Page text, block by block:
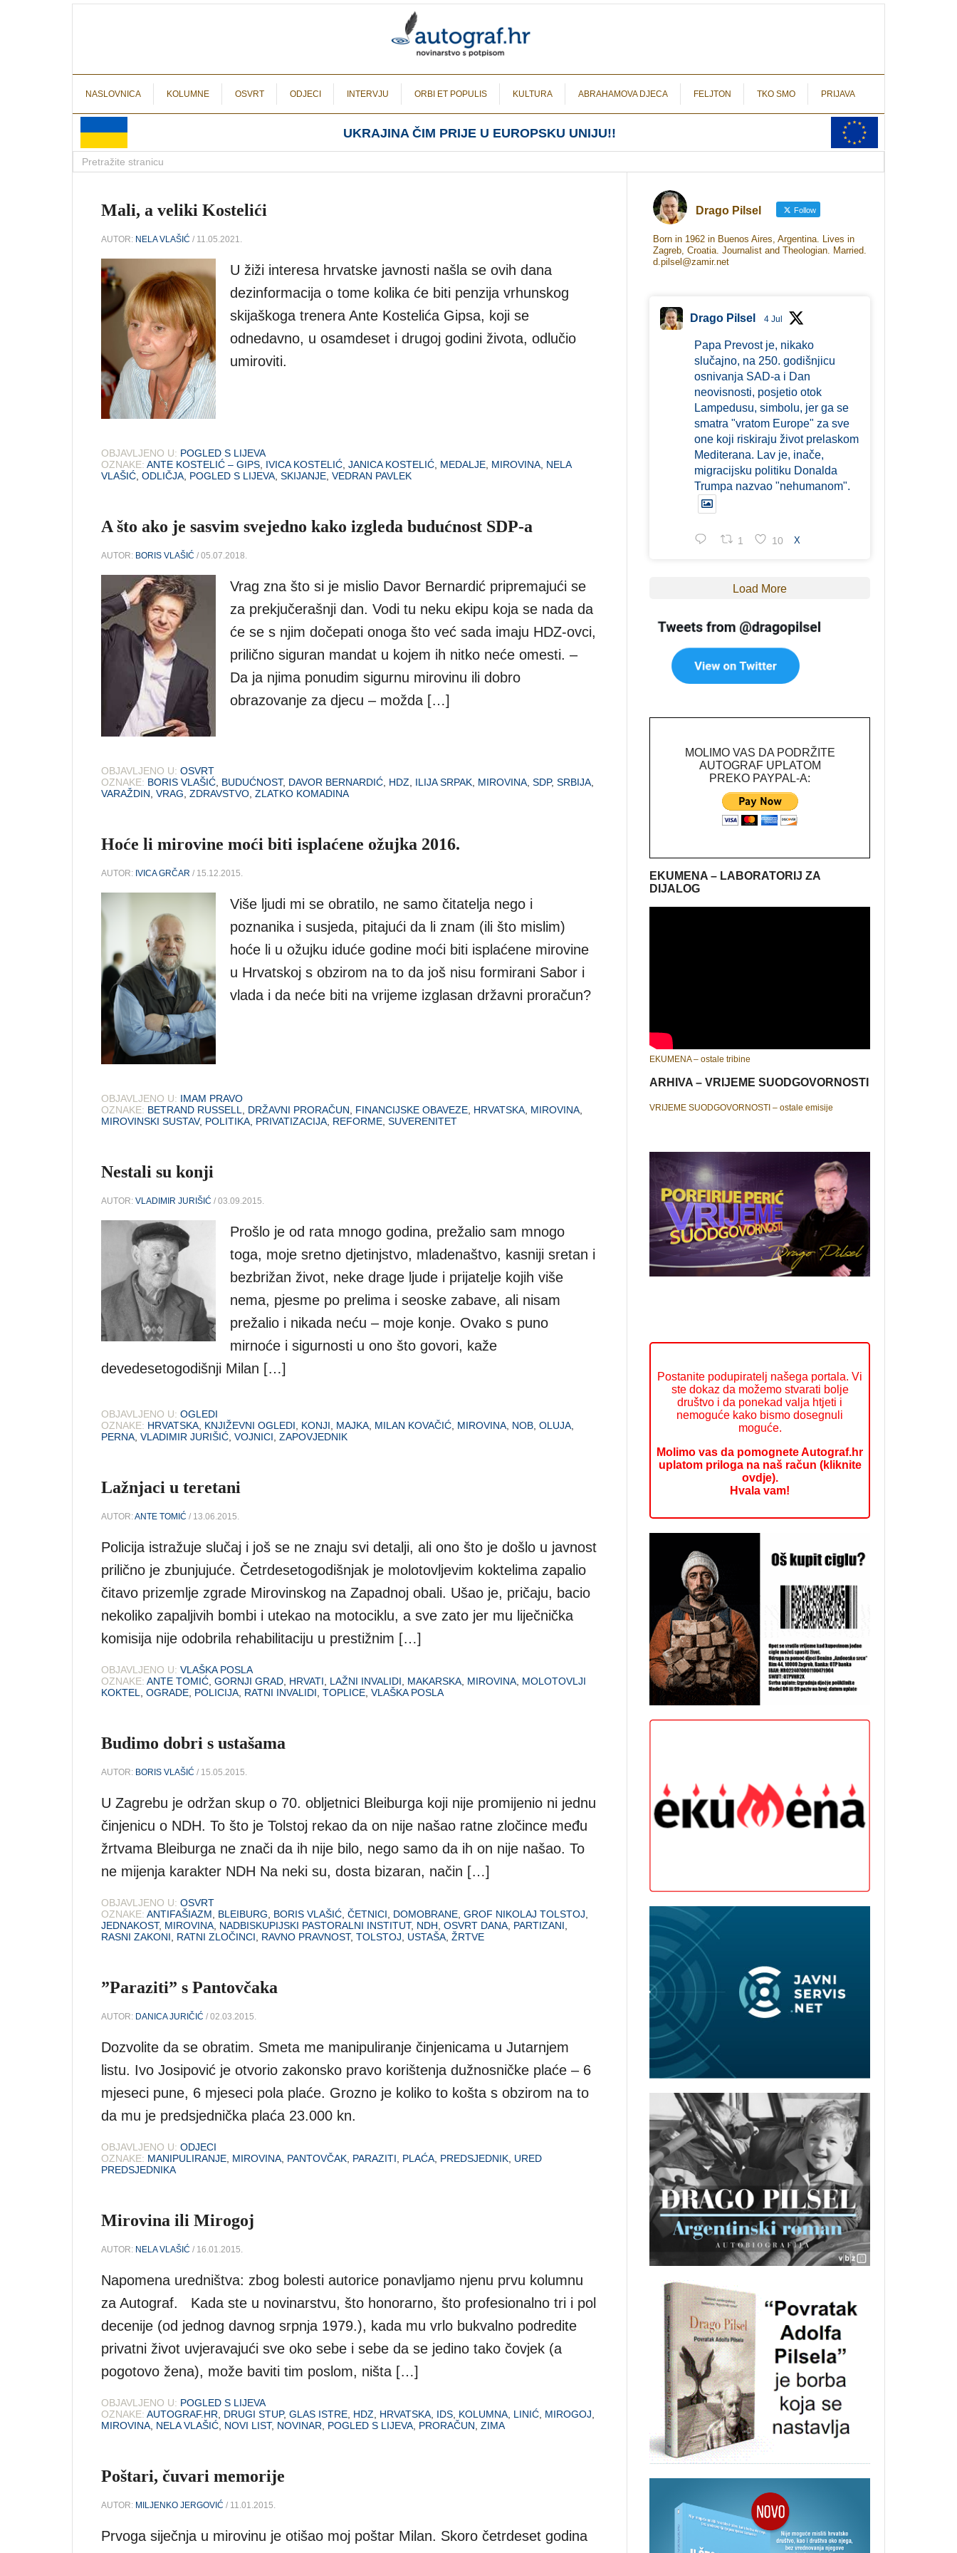
NASLOVNICA KOLUMNE OSVRT ODJECI INTERVJU ORBI ET POPULIS KULTURA ABRAHAMOVA DJECA FELJTON TKO SMO PRIJAVA
UKRAJINA ČIM PRIJE U EUROPSKU UNIJU!!
Mali, a veliki Kostelići
AUTOR: NELA VLAŠIĆ / 11.05.2021.
U žiži interesa hrvatske javnosti našla se ovih dana
dezinformacija o tome kolika će biti penzija vrhunskog
skijaškoga trenera Ante Kostelića Gipsa, koji se
odnedavno, u osamdeset i drugoj godini života, odlučio
umiroviti.
OBJAVLJENO U: POGLED S LIJEVA
OZNAKE: ANTE KOSTELIĆ – GIPS, IVICA KOSTELIĆ, JANICA KOSTELIĆ, MEDALJE, MIROVINA, NELA
VLAŠIĆ, ODLIČJA, POGLED S LIJEVA, SKIJANJE, VEDRAN PAVLEK
A što ako je sasvim svejedno kako izgleda budućnost SDP-a
AUTOR: BORIS VLAŠIĆ / 05.07.2018.
Vrag zna što si je mislio Davor Bernardić pripremajući se
za prekjučerašnji dan. Vodi tu neku ekipu koja se nada da
će se s njim dočepati onoga što već sada imaju HDZ-ovci,
prilično siguran mandat u kojem ih nitko neće omesti. –
Da ja njima ponudim sigurnu mirovinu ili dobro
obrazovanje za djecu – možda […]
OBJAVLJENO U: OSVRT
OZNAKE: BORIS VLAŠIĆ BUDUĆNOST, DAVOR BERNARDIĆ HDZ ILIJA SRPAK MIROVINA SDP, SRBIJA
VARAŽDIN VRAG ZDRAVSTVO ZLATKO KOMADINA
Hoće li mirovine moći biti isplaćene ožujka 2016.
AUTOR: IVICA GRČAR / 15.12.2015.
Više ljudi mi se obratilo, ne samo čitatelja nego i
poznanika i susjeda, pitajući da li znam (ili što mislim)
hoće li u ožujku iduće godine moći biti isplaćene mirovine
u Hrvatskoj s obzirom na to da još nisu formirani Sabor i
vlada i da neće biti na vrijeme izglasan državni proračun?
OBJAVLJENO U: IMAM PRAVO
OZNAKE: BETRAND RUSSELL, DRŽAVNI PRORAČUN, FINANCIJSKE OBAVEZE, HRVATSKA, MIROVINA,
MIROVINSKI SUSTAV, POLITIKA, PRIVATIZACIJA, REFORME, SUVERENITET
Nestali su konji
AUTOR: VLADIMIR JURIŠIĆ / 03.09.2015.
Prošlo je od rata mnogo godina, prežalio sam mnogo
toga, moje sretno djetinjstvo, mladenaštvo, kasniji sretan i
bezbrižan život, neke drage ljude i prijatelje kojih više
nema, pjesme po prelima i seoske zabave, ali nisam
prežalio i nikada neću – moje konje. Ovako s puno
mirnoće i sigurnosti u ono što govori, kaže
devedesetogodišnji Milan […]
OBJAVLJENO U: OGLEDI
OZNAKE: HRVATSKA, KNJIŽEVNI OGLEDI, KONJI, MAJKA, MILAN KOVAČIĆ, MIROVINA, NOB, OLUJA,
PERNA, VLADIMIR JURIŠIĆ, VOJNICI, ZAPOVJEDNIK
Lažnjaci u teretani
AUTOR:ANTE TOMIĆ / 13.06.2015.
Policija istražuje slučaj i još se ne znaju svi detalji, ali ono što je došlo u javnost
prilično je zbunjujuće. Četrdesetogodišnjak je molotovljevim koktelima zapalio
čitavo prizemlje zgrade Mirovinskog na Zapadnoj obali. Ušao je, pričaju, bacio
nekoliko zapaljivih bombi i utekao na motociklu, a sve zato jer mu liječnička
komisija nije odobrila rehabilitaciju u prestižnim […]
OBJAVLJENO U: VLAŠKA POSLA
OZNAKE: ANTE TOMIĆ GORNJI GRAD HRVATI LAŽNI INVALIDI MAKARSKA MIROVINA MOLOTOVLJI
KOKTEL
OGRADE POLICIJA RATNI INVALIDI TOPLICE VLAŠKA POSLA
Budimo dobri s ustašama
AUTOR: BORIS VLAŠIĆ / 15.05.2015.
U Zagrebu je održan skup o 70. obljetnici Bleiburga koji nije promijenio ni jednu
činjenicu o NDH. To što je Tolstoj rekao da on nije našao ratne zločince među
žrtvama Bleiburga ne znači da ih nije bilo, nego samo da ih on nije našao. To
ne mijenja karakter NDH Na neki su, dosta bizaran, način […]
OBJAVLJENO U: OSVRT
OZNAKE: ANTIFAŠIAZM BLEIBURG BORIS VLAŠIĆ ČETNICI DOMOBRANE GROF NIKOLAJ TOLSTOJ
JEDNAKOST, MIROVINA NADBISKUPIJSKI PASTORALNI INSTITUT, NDH OSVRT DANA PARTIZANI
RASNI ZAKONI
RATNI ZLOČINCI RAVNO PRAVNOST, TOLSTOJ USTAŠA ŽRTVE
”Paraziti” s Pantovčaka
AUTOR: DANICA JURIČIĆ / 02.03.2015.
Dozvolite da se obratim. Smeta me manipuliranje činjenicama u Jutarnjem
listu. Ivo Josipović je otvorio zakonsko pravo korištenja dužnosničke plaće – 6
mjeseci pune, 6 mjeseci pola plaće. Grozno je koliko to košta s obzirom na to
da mu je predsjednička plaća 23.000 kn.
OBJAVLJENO U: ODJECI
OZNAKE: MANIPULIRANJE MIROVINA PANTOVČAK PARAZITI PLAĆA PREDSJEDNIK URED
PREDSJEDNIKA
Mirovina ili Mirogoj
AUTOR: NELA VLAŠIĆ / 16.01.2015.
Napomena uredništva: zbog bolesti autorice ponavljamo njenu prvu kolumnu
za Autograf. Kada ste u novinarstvu, što honorarno, što profesionalno tri i pol
decenije (od jednog davnog srpnja 1979.), kada mu vrlo bukvalno podredite
privatni život uvjeravajući sve oko sebe i sebe da se jedino tako čovjek (a
pogotovo žena), može baviti tim poslom, ništa […]
OBJAVLJENO U: POGLED S LIJEVA
OZNAKE: AUTOGRAF.HR DRUGI STUP, GLAS ISTRE HDZ HRVATSKA IDS KOLUMNA LINIĆ MIROGOJ
MIROVINA NELA VLAŠIĆ NOVI LIST, NOVINAR POGLED S LIJEVA PRORAČUN ZIMA
Poštari, čuvari memorije
AUTOR: MILJENKO JERGOVIĆ / 11.01.2015.
Prvoga siječnja u mirovinu je otišao moj poštar Milan. Skoro četrdeset godina
Drago Pilsel Follow
Born in 1962 in Buenos Aires, Argentina. Lives in
Zagreb, Croatia. Journalist and Theologian. Married.
d.pilsel@zamir.net
Drago Pilsel 4 Jul
Papa Prevost je, nikako
slučajno, na 250. godišnjicu
osnivanja SAD-a i Dan
neovisnosti, posjetio otok
Lampedusu, simbolu, jer ga se
smatra "vratom Europe" za sve
one koji riskiraju život prelaskom
Mediterana. Lav je, inače,
migracijsku politiku Donalda
Trumpa nazvao "nehumanom".
1 10 X
Load More
MOLIMO VAS DA PODRŽITE
AUTOGRAF UPLATOM
PREKO PAYPAL-A:
EKUMENA – LABORATORIJ ZA
DIJALOG
EKUMENA – ostale tribine
ARHIVA – VRIJEME SUODGOVORNOSTI
VRIJEME SUODGOVORNOSTI – ostale emisije
Postanite podupiratelj našega portala. Vi
ste dokaz da možemo stvarati bolje
društvo i da ponekad valja htjeti i
nemoguće kako bismo dosegnuli
moguće.
Molimo vas da pomognete Autograf.hr
uplatom priloga na naš račun (kliknite
ovdje).
Hvala vam!